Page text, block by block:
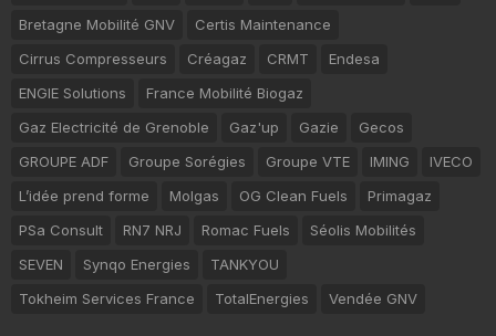
Bretagne Mobilité GNV
Certis Maintenance
Cirrus Compresseurs
Créagaz CRMT
Endesa
ENGIE Solutions
France Mobilité Biogaz
Gaz Electricité de Grenoble
Gaz'up Gazie
Gecos
GROUPE ADF
Groupe Sorégies Groupe VTE IMING
IVECO
L’idée prend forme
Molgas OG Clean Fuels
Primagaz
PSa Consult
RN7 NRJ Romac Fuels
Séolis Mobilités
SEVEN
Synqo Energies
TANKYOU
Tokheim Services France
TotalEnergies Vendée GNV